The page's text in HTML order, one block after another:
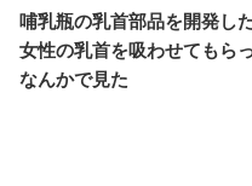
哺乳瓶の乳首部品を開発し
女性の乳首を吸わせても
なんかで見た